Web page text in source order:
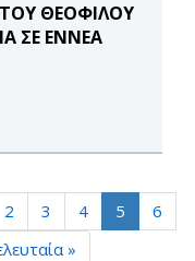
ΤΟΥ ΘΕΟΦΙΛΟΥ
ΣΕ ΕΝΝΕΑ
2 3 4 5
6
»